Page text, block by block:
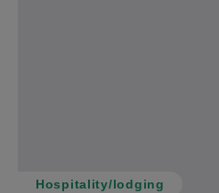
Hospitality/lodging